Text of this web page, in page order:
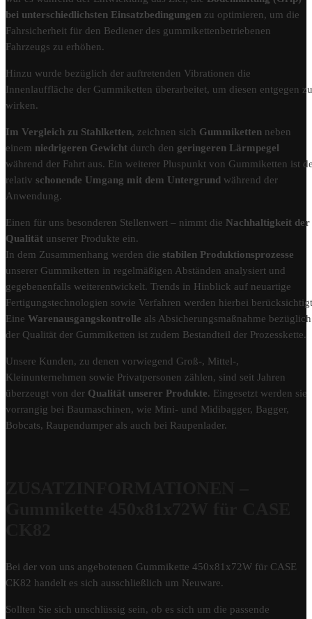
bei unterschiedlichsten Einsatzbedingungen zu optimieren, um die
Fahrsicherheit für den Bediener des gummikettenbetriebenen
Fahrzeugs zu erhöhen.
Hinzu wurde bezüglich der auftretenden Vibrationen die
Innenlauffläche der Gummiketten überarbeitet, um diesen entgegen zu
wirken.
Im Vergleich zu Stahlketten, zeichnen sich Gummiketten neben
einem niedrigeren Gewicht durch den geringeren Lärmpegel
während der Fahrt aus. Ein weiterer Pluspunkt von Gummiketten ist
relativ schonende Umgang mit dem Untergrund während der
Anwendung.
Einen für uns besonderen Stellenwert – nimmt die Nachhaltigkeit der
Qualität unserer Produkte ein.
In dem Zusammenhang werden die stabilen Produktionsprozesse
unserer Gummiketten in regelmäßigen Abständen analysiert und
gegebenenfalls weiterentwickelt. Trends in Hinblick auf neuartige
Fertigungstechnologien sowie Verfahren werden hierbei
Eine Warenausgangskontrolle als Absicherungsmaßnahme bezüglich
der Qualität der Gummiketten ist zudem Bestandteil der Prozesskette.
Unsere Kunden, zu denen vorwiegend Groß-, Mittel-,
Kleinunternehmen sowie Privatpersonen zählen, sind seit Jahren
überzeugt von der Qualität unserer Produkte. Eingesetzt werden sie
vorrangig bei Baumaschinen, wie Mini- und Midibagger, Bagger,
Bobcats, Raupendumper als auch bei Raupenlader.
Bei der von uns angebotenen Gummikette 450x81x72W für CASE
CK82 handelt es sich ausschließlich um Neuware.
Sollten Sie sich unschlüssig sein, ob es sich um die passende